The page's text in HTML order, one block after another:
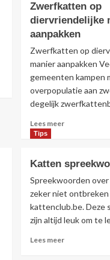
uw
kat
nu
echt?
Zwerfkatten op
diervriendelijke
aanpakken
Zwerfkatten op
manier aanpakken
gemeenten kampen
overpopulatie aan
degelijk
Lees meerLees
op
manier
aanpakken
Tips
Katten
Spreekwoorden
zeker niet ontbreken
kattenclub.be. Deze
zijn altijd leuk om te
Lees meerLees